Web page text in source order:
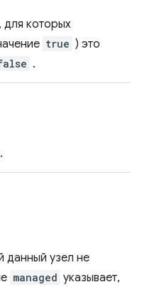
для которых
true ) это
.
данный узел не
managed указывает,